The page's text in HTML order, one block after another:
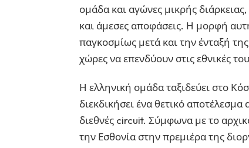
ομάδα και αγώνες μικρής
και άμεσες αποφάσεις. Η μορφή
παγκοσμίως μετά και την ένταξή
χώρες να επενδύουν στις εθνικές
Η ελληνική ομάδα ταξιδεύει στο
διεκδικήσει ένα θετικό
διεθνές circuit. Σύμφωνα με το
την Εσθονία στην πρεμιέρα της